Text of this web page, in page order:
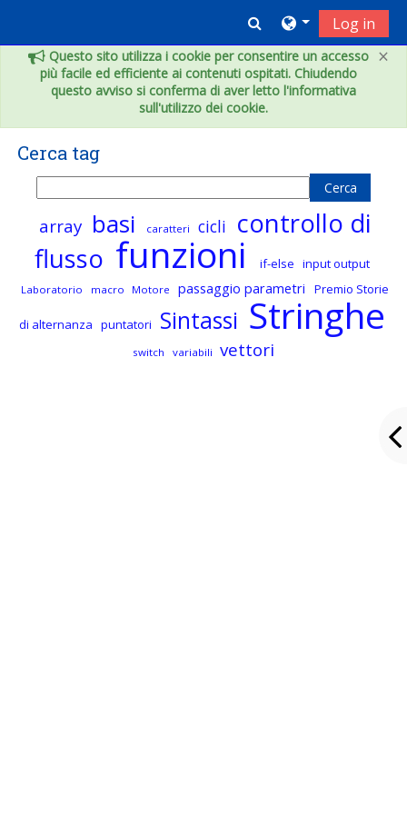
×
Questo sito utilizza i cookie per consentire un accesso
più facile ed efficiente ai contenuti ospitati. Chiudendo
questo avviso si conferma di aver letto l'informativa
sull'utilizzo dei cookie.
Toggle search
Log in
Cerca tag
Cerca tag
array basi caratteri cicli controllo di
flusso funzioni if-else input output
Laboratorio macro Motore passaggio parametri Premio Storie
di alternanza puntatori Sintassi Stringhe
switch variabili vettori